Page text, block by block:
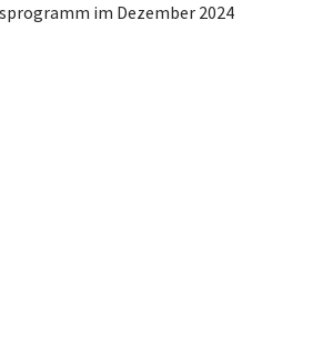
im Dezember 2024